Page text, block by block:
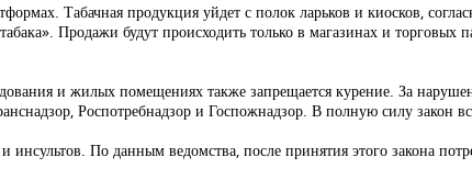
Табачная продукция уйдет с полок ларьков и киосков,
Продажи будут происходить только в магазинах и торговых
и жилых помещениях также запрещается курение. За
Роспотребнадзор и Госпожнадзор. В полную силу закон
По данным ведомства, после принятия этого закона